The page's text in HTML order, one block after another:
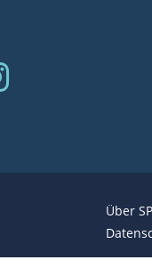
Über